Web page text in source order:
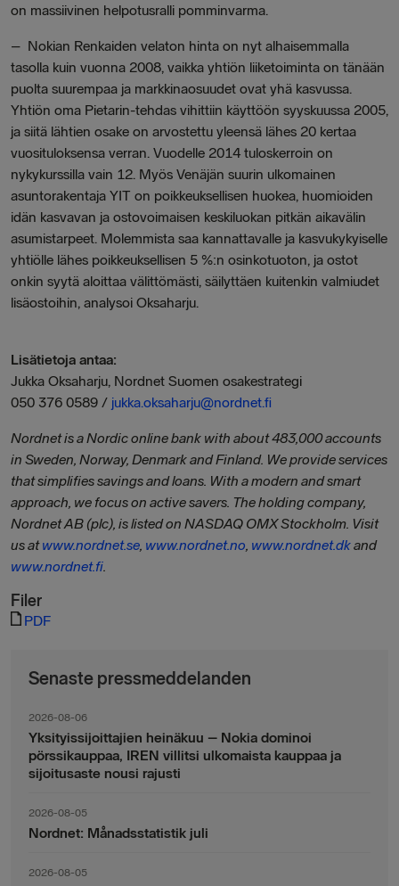
on massiivinen helpotusralli pomminvarma.
– Nokian Renkaiden velaton hinta on nyt alhaisemmalla
tasolla kuin vuonna 2008, vaikka yhtiön liiketoiminta on tänään
puolta suurempaa ja markkinaosuudet ovat yhä kasvussa.
Yhtiön oma Pietarin-tehdas vihittiin käyttöön syyskuussa 2005,
ja siitä lähtien osake on arvostettu yleensä lähes 20 kertaa
vuosituloksensa verran. Vuodelle 2014 tuloskerroin on
nykykurssilla vain 12. Myös Venäjän suurin ulkomainen
asuntorakentaja YIT on poikkeuksellisen huokea, huomioiden
idän kasvavan ja ostovoimaisen keskiluokan pitkän aikavälin
asumistarpeet. Molemmista saa kannattavalle ja kasvukykyiselle
yhtiölle lähes poikkeuksellisen 5 %:n osinkotuoton, ja ostot
onkin syytä aloittaa välittömästi, säilyttäen kuitenkin valmiudet
lisäostoihin, analysoi Oksaharju.
Lisätietoja antaa:
Jukka Oksaharju, Nordnet Suomen osakestrategi
050 376 0589 / jukka.oksaharju@nordnet.fi
Nordnet is a Nordic online bank with about 483,000 accounts
in Sweden, Norway, Denmark and Finland. We provide services
that simplifies savings and loans. With a modern and smart
approach, we focus on active savers. The holding company,
Nordnet AB (plc), is listed on NASDAQ OMX Stockholm. Visit
us atwww.nordnet.se, www.nordnet.no, www.nordnet.dkand
www.nordnet.fi.
Filer
PDF
Senaste pressmeddelanden
2026-08-06
Yksityissijoittajien heinäkuu – Nokia dominoi
pörssikauppaa, IREN villitsi ulkomaista kauppaa ja
sijoitusaste nousi rajusti
2026-08-05
Nordnet: Månadsstatistik juli
2026-08-05